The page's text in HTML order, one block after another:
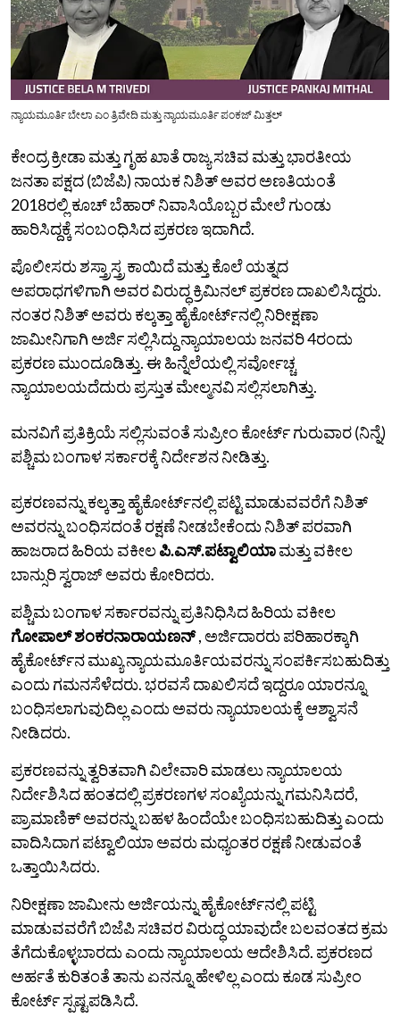
ನ್ಯಾಯಮೂರ್ತಿ ಬೇಲಾ ಎಂ ತ್ರಿವೇದಿ ಮತ್ತು ನ್ಯಾಯಮೂರ್ತಿ ಪಂಕಜ್ ಮಿತ್ತಲ್‌
ಕೇಂದ್ರ ಕ್ರೀಡಾ ಮತ್ತು ಗೃಹ ಖಾತೆ ರಾಜ್ಯ ಸಚಿವ ಮತ್ತು ಭಾರತೀಯ
ಜನತಾ ಪಕ್ಷದ (ಬಿಜೆಪಿ) ನಾಯಕ ನಿಶಿತ್‌ ಅವರ ಅಣತಿಯಂತೆ
2018ರಲ್ಲಿ ಕೂಚ್ ಬೆಹಾರ್ ನಿವಾಸಿಯೊಬ್ಬರ ಮೇಲೆ ಗುಂಡು
ಹಾರಿಸಿದ್ದಕ್ಕೆ ಸಂಬಂಧಿಸಿದ ಪ್ರಕರಣ ಇದಾಗಿದೆ.
ಪೊಲೀಸರು ಶಸ್ತ್ರಾಸ್ತ್ರ ಕಾಯಿದೆ ಮತ್ತು ಕೊಲೆ ಯತ್ನದ
ಅಪರಾಧಗಳಿಗಾಗಿ ಅವರ ವಿರುದ್ಧ ಕ್ರಿಮಿನಲ್ ಪ್ರಕರಣ ದಾಖಲಿಸಿದ್ದರು.
ನಂತರ ನಿಶಿತ್‌ ಅವರು ಕಲ್ಕತ್ತಾ ಹೈಕೋರ್ಟ್‌ನಲ್ಲಿ ನಿರೀಕ್ಷಣಾ
ಜಾಮೀನಿಗಾಗಿ ಅರ್ಜಿ ಸಲ್ಲಿಸಿದ್ದು ನ್ಯಾಯಾಲಯ ಜನವರಿ 4ರಂದು
ಪ್ರಕರಣ ಮುಂದೂಡಿತ್ತು. ಈ ಹಿನ್ನೆಲೆಯಲ್ಲಿ ಸರ್ವೋಚ್ಚ
ನ್ಯಾಯಾಲಯದೆದುರು ಪ್ರಸ್ತುತ ಮೇಲ್ಮನವಿ ಸಲ್ಲಿಸಲಾಗಿತ್ತು.
ಮನವಿಗೆ ಪ್ರತಿಕ್ರಿಯೆ ಸಲ್ಲಿಸುವಂತೆ ಸುಪ್ರೀಂ ಕೋರ್ಟ್ ಗುರುವಾರ (ನಿನ್ನೆ)
ಪಶ್ಚಿಮ ಬಂಗಾಳ ಸರ್ಕಾರಕ್ಕೆ ನಿರ್ದೇಶನ ನೀಡಿತ್ತು.
ಪ್ರಕರಣವನ್ನು ಕಲ್ಕತ್ತಾ ಹೈಕೋರ್ಟ್‌ನಲ್ಲಿ ಪಟ್ಟಿ ಮಾಡುವವರೆಗೆ ನಿಶಿತ್‌
ಅವರನ್ನು ಬಂಧಿಸದಂತೆ ರಕ್ಷಣೆ ನೀಡಬೇಕೆಂದು ನಿಶಿತ್‌ ಪರವಾಗಿ
ಹಾಜರಾದ ಹಿರಿಯ ವಕೀಲಪಿ.ಎಸ್.ಪಟ್ವಾಲಿಯಾಮತ್ತು ವಕೀಲ
ಬಾನ್ಸುರಿ ಸ್ವರಾಜ್ ಅವರು ಕೋರಿದರು.
ಪಶ್ಚಿಮ ಬಂಗಾಳ ಸರ್ಕಾರವನ್ನು ಪ್ರತಿನಿಧಿಸಿದ ಹಿರಿಯ ವಕೀಲ
ಗೋಪಾಲ್ ಶಂಕರನಾರಾಯಣನ್, ಅರ್ಜಿದಾರರು ಪರಿಹಾರಕ್ಕಾಗಿ
ಹೈಕೋರ್ಟ್‌ನ ಮುಖ್ಯ ನ್ಯಾಯಮೂರ್ತಿಯವರನ್ನು ಸಂಪರ್ಕಿಸಬಹುದಿತ್ತು
ಎಂದು ಗಮನಸೆಳೆದರು. ಭರವಸೆ ದಾಖಲಿಸದೆ ಇದ್ದರೂ ಯಾರನ್ನೂ
ಬಂಧಿಸಲಾಗುವುದಿಲ್ಲ ಎಂದು ಅವರು ನ್ಯಾಯಾಲಯಕ್ಕೆ ಆಶ್ವಾಸನೆ
ನೀಡಿದರು.
ಪ್ರಕರಣವನ್ನು ತ್ವರಿತವಾಗಿ ವಿಲೇವಾರಿ ಮಾಡಲು ನ್ಯಾಯಾಲಯ
ನಿರ್ದೇಶಿಸಿದ ಹಂತದಲ್ಲಿ ಪ್ರಕರಣಗಳ ಸಂಖ್ಯೆಯನ್ನು ಗಮನಿಸಿದರೆ,
ಪ್ರಾಮಾಣಿಕ್ ಅವರನ್ನು ಬಹಳ ಹಿಂದೆಯೇ ಬಂಧಿಸಬಹುದಿತ್ತು ಎಂದು
ವಾದಿಸಿದಾಗ ಪಟ್ವಾಲಿಯಾ ಅವರು ಮಧ್ಯಂತರ ರಕ್ಷಣೆ ನೀಡುವಂತೆ
ಒತ್ತಾಯಿಸಿದರು.
ನಿರೀಕ್ಷಣಾ ಜಾಮೀನು ಅರ್ಜಿಯನ್ನು ಹೈಕೋರ್ಟ್‌ನಲ್ಲಿ ಪಟ್ಟಿ
ಮಾಡುವವರೆಗೆ ಬಿಜೆಪಿ ಸಚಿವರ ವಿರುದ್ಧ ಯಾವುದೇ ಬಲವಂತದ ಕ್ರಮ
ತೆಗೆದುಕೊಳ್ಳಬಾರದು ಎಂದು ನ್ಯಾಯಾಲಯ ಆದೇಶಿಸಿದೆ. ಪ್ರಕರಣದ
ಅರ್ಹತೆ ಕುರಿತಂತೆ ತಾನು ಏನನ್ನೂ ಹೇಳಿಲ್ಲ ಎಂದು ಕೂಡ ಸುಪ್ರೀಂ
ಕೋರ್ಟ್‌ ಸ್ಪಷ್ಟಪಡಿಸಿದೆ.